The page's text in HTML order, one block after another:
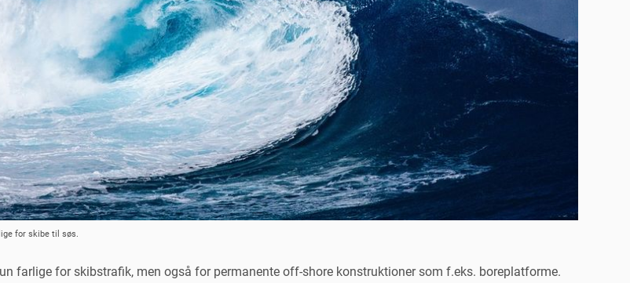
for skibe til søs.
farlige for skibstrafik, men også for permanente off-shore konstruktioner som f.eks. boreplatforme.